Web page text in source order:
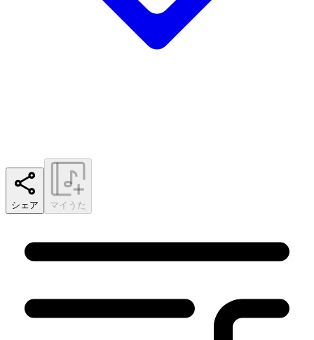
シェア マイうた